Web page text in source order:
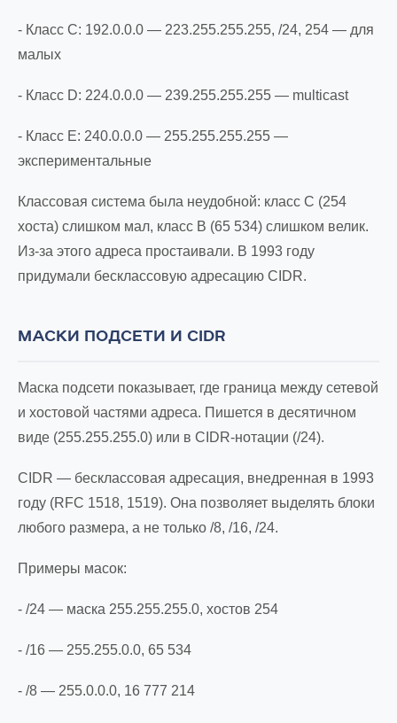
- Класс C: 192.0.0.0 — 223.255.255.255, /24, 254 — для
малых
- Класс D: 224.0.0.0 — 239.255.255.255 — multicast
- Класс E: 240.0.0.0 — 255.255.255.255 —
экспериментальные
Классовая система была неудобной: класс C (254
хоста) слишком мал, класс B (65 534) слишком велик.
Из-за этого адреса простаивали. В 1993 году
придумали бесклассовую адресацию CIDR.
МАСКИ ПОДСЕТИ И CIDR
Маска подсети показывает, где граница между сетевой
и хостовой частями адреса. Пишется в десятичном
виде (255.255.255.0) или в CIDR-нотации (/24).
CIDR — бесклассовая адресация, внедренная в 1993
году (RFC 1518, 1519). Она позволяет выделять блоки
любого размера, а не только /8, /16, /24.
Примеры масок:
- /24 — маска 255.255.255.0, хостов 254
- /16 — 255.255.0.0, 65 534
- /8 — 255.0.0.0, 16 777 214